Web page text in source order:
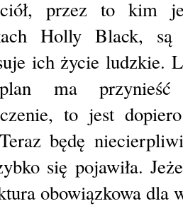
przez to kim
Holly Black,
ich życie ludzkie.
ma przynieść
to jest
będę
się pojawiła.
obowiązkowa dla